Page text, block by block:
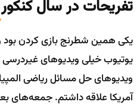
تفریحات در سال کنکور
یکی همین شطرنج بازی کردن بود
یوتیوب خیلی ویدیو‌های غیردرسی
ویدیو‌های حل مسائل ریاضی
آمریکا علاقه داشتم. جمعه‌های